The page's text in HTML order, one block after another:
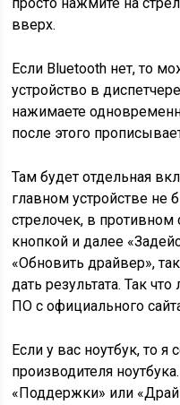
вверх.
Если Bluetooth нет, то
устройство в
нажимаете
после этого
Там будет отдельная
главном устройстве не
стрелочек, в
кнопкой и далее
«Обновить драйвер»,
дать результата. Так
ПО с официального
Если у вас ноутбук, то я
производителя
«Поддержки» или